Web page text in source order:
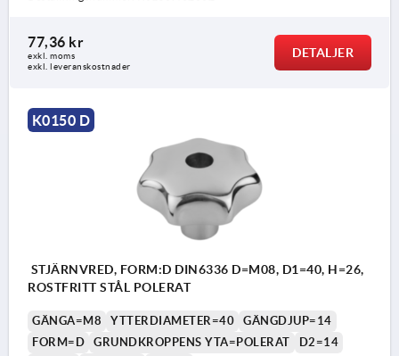
77,36 kr
exkl. moms
exkl. leveranskostnader
DETALJER
K0150 D
STJÄRNVRED, FORM:D DIN6336 D=M08, D1=40, H=26,
ROSTFRITT STÅL POLERAT
GÄNGA=M8 YTTERDIAMETER=40
GÄNGDJUP=14
FORM=D
GRUNDKROPPENS YTA=POLERAT
D2=14